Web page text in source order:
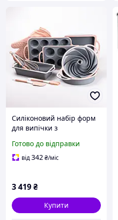
Силіконовий набір форм
для випічки з
покриттям з кухонним
приладдям (VS)
Готово до відправки
від342₴/міс
3 419₴
Купити